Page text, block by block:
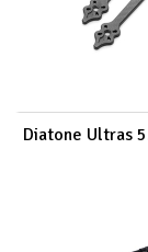
Diatone Ultras